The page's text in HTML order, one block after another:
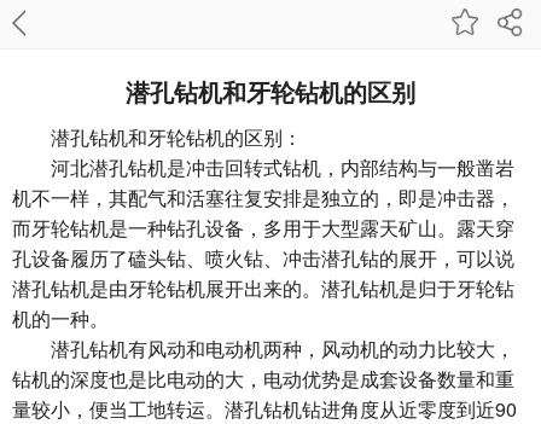
潜孔钻机和牙轮钻机的区别
潜孔钻机和牙轮钻机的区别：
河北潜孔钻机是冲击回转式钻机，内部结构与一般凿岩
机不一样，其配气和活塞往复安排是独立的，即是冲击器，
而牙轮钻机是一种钻孔设备，多用于大型露天矿山。露天穿
孔设备履历了磕头钻、喷火钻、冲击潜孔钻的展开，可以说
潜孔钻机是由牙轮钻机展开出来的。潜孔钻机是归于牙轮钻
机的一种。
潜孔钻机有风动和电动机两种，风动机的动力比较大，
钻机的深度也是比电动的大，电动优势是成套设备数量和重
量较小，便当工地转运。潜孔钻机钻进角度从近零度到近90